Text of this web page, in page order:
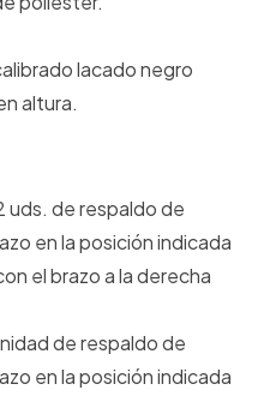
lacado negro
altura.
uds. de respaldo de
en la posición indicada
el brazo a la derecha
de respaldo de
en la posición indicada